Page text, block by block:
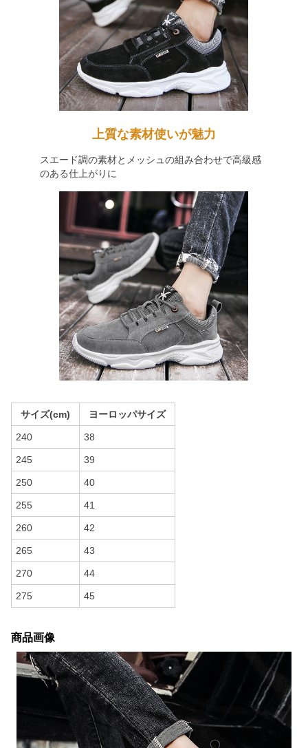
上質な素材使いが魅力
スエード調の素材とメッシュの組み合わせで高級感
のある仕上がりに
サイズ(cm) ヨーロッパサイズ
240 38
245 39
250 40
255 41
260 42
265 43
270 44
275 45
商品画像